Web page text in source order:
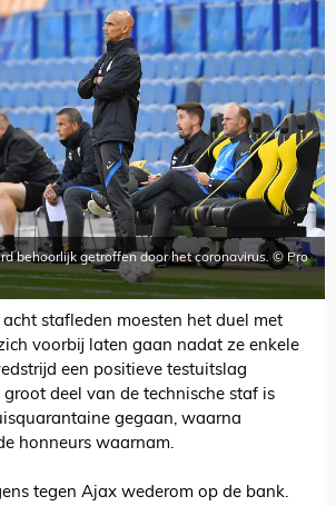
behoorlijk getroffen door het coronavirus. © Pro
stafleden moesten het duel met
voorbij laten gaan nadat ze enkele
een positieve testuitslag
groot deel van de technische staf is
gegaan, waarna
honneurs waarnam.
tegen Ajax wederom op de bank.